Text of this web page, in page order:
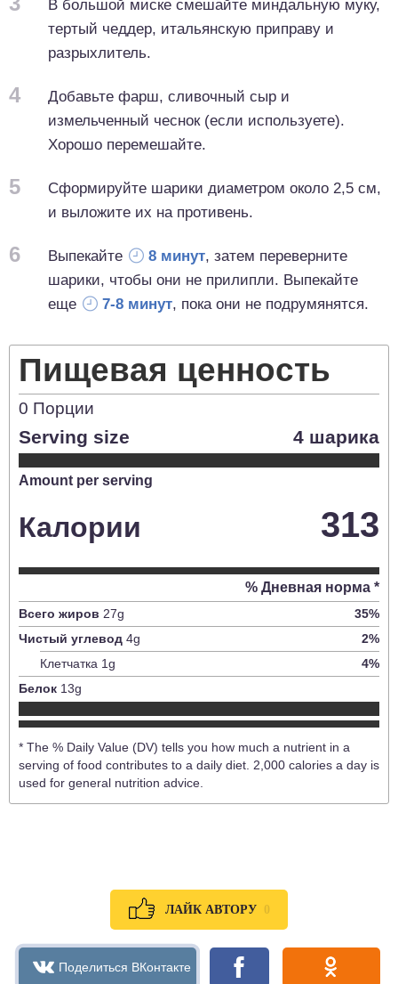
В большой миске смешайте миндальную муку,
тертый чеддер, итальянскую приправу и
разрыхлитель.
4
Добавьте фарш, сливочный сыр и
измельченный чеснок (если используете).
Хорошо перемешайте.
5
Сформируйте шарики диаметром около 2,5 см,
и выложите их на противень.
6 Выпекайте 8 минут, затем переверните
шарики, чтобы они не прилипли. Выпекайте
еще
7-8 минут, пока они не подрумянятся.
Пищевая ценность
0 Порции
Serving size 4 шарика
Amount per serving
Калории 313
% Дневная норма *
Всего жиров 27g 35%
Чистый углевод 4g 2%
Клетчатка 1g 4%
Белок 13g
* The % Daily Value (DV) tells you how much a nutrient in a
serving of food contributes to a daily diet. 2,000 calories a day is
used for general nutrition advice.
ЛАЙК АВТОРУ 0